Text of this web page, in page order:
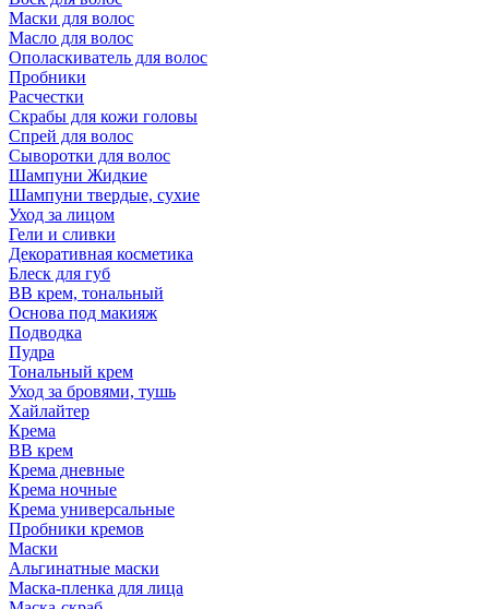
Маски для волос
Масло для волос
Ополаскиватель для волос
Пробники
Расчестки
Скрабы для кожи головы
Спрей для волос
Сыворотки для волос
Шампуни Жидкие
Шампуни твердые, сухие
Уход за лицом
Гели и сливки
Декоративная косметика
Блеск для губ
ВВ крем, тональный
Основа под макияж
Подводка
Пудра
Тональный крем
Уход за бровями, тушь
Хайлайтер
Крема
ВВ крем
Крема дневные
Крема ночные
Крема универсальные
Пробники кремов
Маски
Альгинатные маски
Маска-пленка для лица